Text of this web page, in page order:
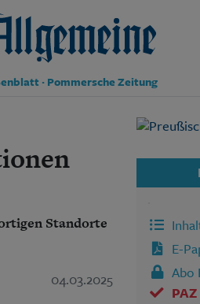
· Pommersche Zeitung
Standorte
04.03.2025
E-
Abo